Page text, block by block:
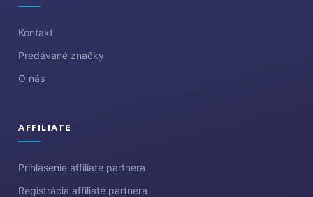
Kontakt
Predávané značky
O nás
AFFILIATE
Prihlásenie affiliate partnera
Registrácia affiliate partnera